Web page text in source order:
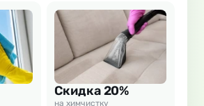
Скидка 20%
на химчистку